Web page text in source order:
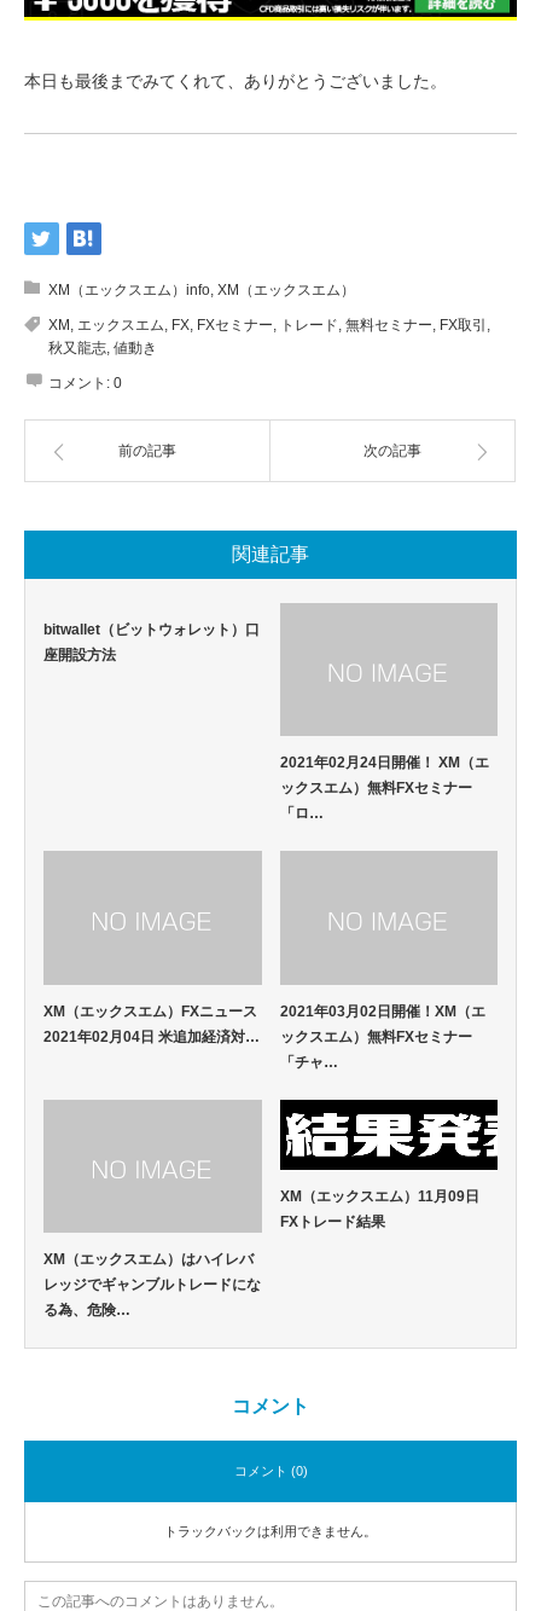
本日も最後までみてくれて、ありがとうございました。
XM（エックスエム）info, XM（エックスエム）
XM , エックスエム, FX, FXセミナー, トレード, 無料セミナー, FX取引 ,
秋又龍志, 値動き
コメント: 0
前の記事 次の記事
関連記事
bitwallet（ビットウォレット）口
座開設方法
2021年02月24日開催！ XM（エ
ックスエム）無料FXセミナー
「ロ…
XM（エックスエム）FXニュース
2021年02月04日 米追加経済対…
2021年03月02日開催！XM（エ
ックスエム）無料FXセミナー
「チャ…
XM（エックスエム）はハイレバ
レッジでギャンブルトレードにな
る為、危険…
XM（エックスエム）11月09日
FXトレード結果
コメント
コメント (0)
トラックバックは利用できません。
この記事へのコメントはありません。